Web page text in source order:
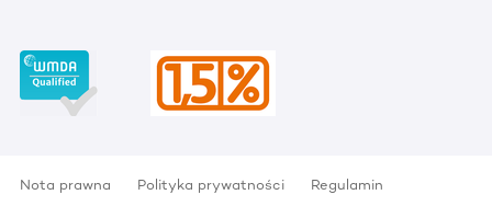
Nota prawna Polityka prywatności Regulamin